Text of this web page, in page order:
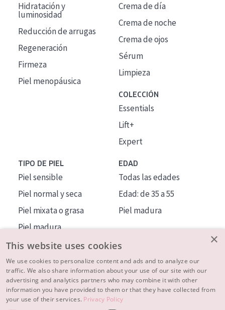
Hidratación y
luminosidad
Reducción de arrugas
Regeneración
Firmeza
Piel menopáusica
Crema de día
Crema de noche
Crema de ojos
Sérum
Limpieza
COLECCIÓN
Essentials
Lift+
Expert
TIPO DE PIEL
Piel sensible
Piel normal y seca
Piel mixata o grasa
Piel madura
Piel expuesta al sol
Piel menopáusica
EDAD
Todas las edades
Edad: de 35 a 55
Piel madura
MÁS SOBRE NOSOTROS
INSPIRACIÓN
×
This website uses cookies
We use cookies to personalize content and ads and to analyze our
traffic. We also share information about your use of our site with our
advertising and analytics partners who may combine it with other
information you have provided to them or that they have collected from
your use of their services. Privacy Policy